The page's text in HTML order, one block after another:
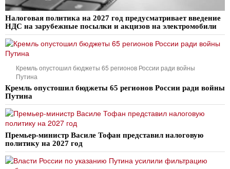
Налоговая политика на 2027 год предусматривает введение
НДС на зарубежные посылки и акцизов на электромобили
Кремль опустошил бюджеты 65 регионов России ради войны
Путина
Кремль опустошил бюджеты 65 регионов России ради войны
Путина
Премьер-министр Василе Тофан представил налоговую
политику на 2027 год